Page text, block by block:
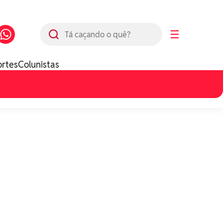
☰
Colunistas